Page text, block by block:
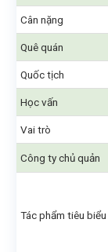
Cân nặng
Quê quán
Quốc tịch
Học vấn
Vai trò
Công ty chủ quản
Tác phẩm tiêu biểu